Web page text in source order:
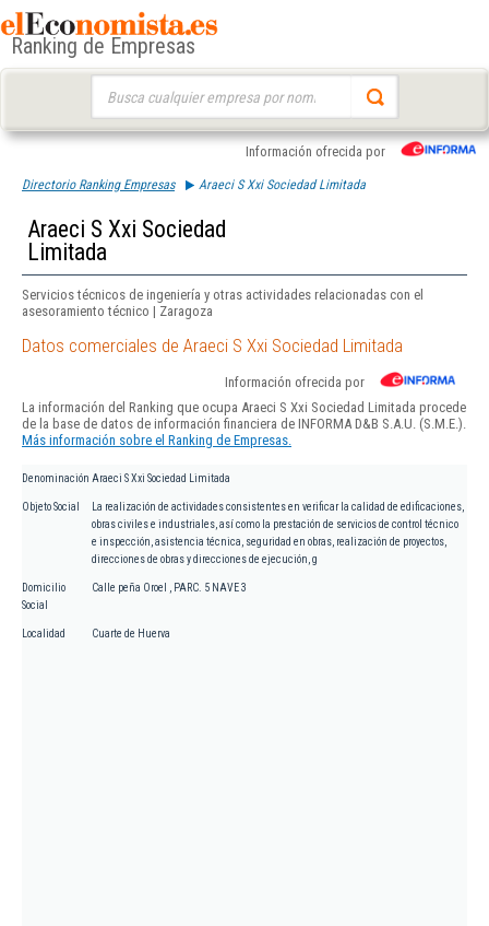
Ranking de Empresas
Información ofrecida por
Directorio Ranking Empresas Araeci S Xxi Sociedad Limitada
Araeci S Xxi Sociedad
Limitada
Servicios técnicos de ingeniería y otras actividades relacionadas con el
asesoramiento técnico | Zaragoza
Datos comerciales de Araeci S Xxi Sociedad Limitada
Información ofrecida por
La información del Ranking que ocupa Araeci S Xxi Sociedad Limitada procede
de la base de datos de información financiera de INFORMA D&B S.A.U. (S.M.E.).
Más información sobre el Ranking de Empresas.
Denominación Araeci S Xxi Sociedad Limitada
Objeto Social
La realización de actividades consistentes en verificar la calidad de edificaciones,
obras civiles e industriales, así como la prestación de servicios de control técnico
e inspección, asistencia técnica, seguridad en obras, realización de proyectos,
direcciones de obras y direcciones de ejecución, g
Domicilio
Social
Calle peña Oroel , PARC. 5 NAVE 3
Localidad Cuarte de Huerva